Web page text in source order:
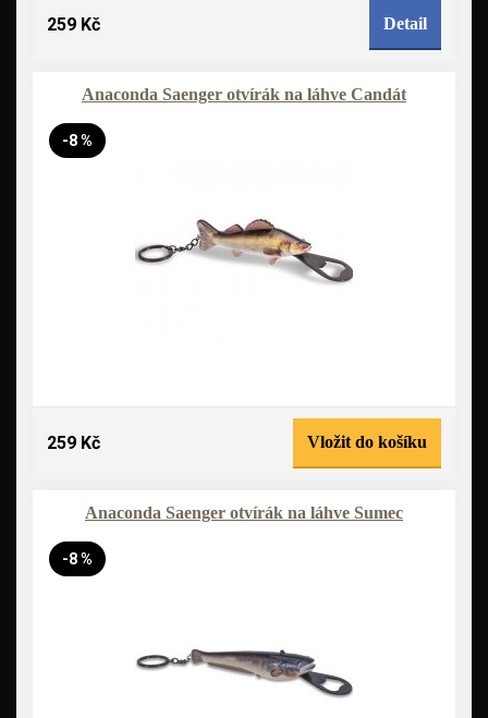
259 Kč Detail
Anaconda Saenger otvírák na láhve Candát
-8 %
259 Kč Vložit do košíku
Anaconda Saenger otvírák na láhve Sumec
-8 %